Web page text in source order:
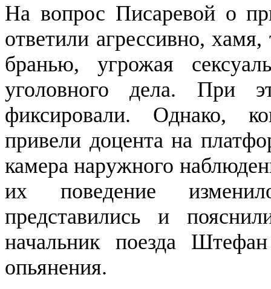
На вопрос Писаревой о
ответили агрессивно,
бранью, угрожая
уголовного дела. При
фиксировали. Однако,
привели доцента на
камера наружного
их поведение
представились и
начальник поезда
опьянения.